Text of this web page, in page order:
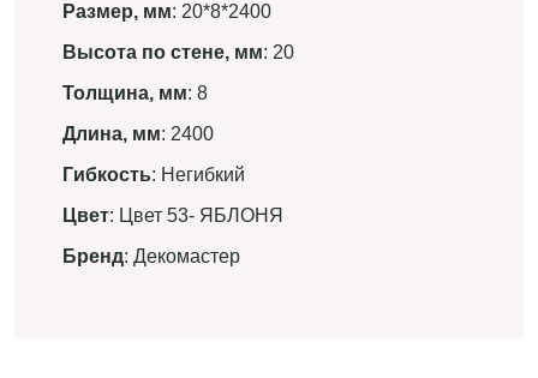
Размер, мм: 20*8*2400
Высота по стене, мм: 20
Толщина, мм: 8
Длина, мм: 2400
Гибкость: Негибкий
Цвет: Цвет 53- ЯБЛОНЯ
Бренд: Декомастер